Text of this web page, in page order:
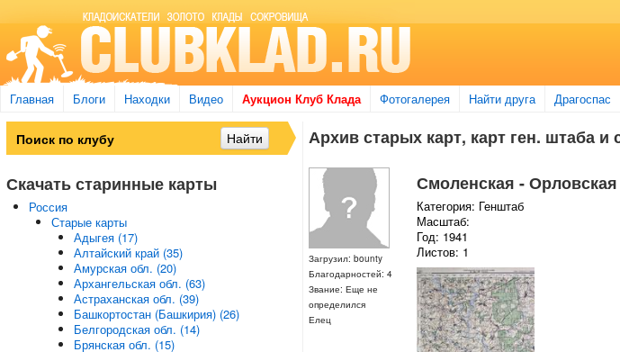
Главная Блоги Находки Видео Аукцион Клуб Клада Фотогалерея Найти друга Драгоспас
Архив старых карт, карт ген. штаба и
Загрузил: bounty
Благодарностей: 4
Звание: Еще не
определился
Елец
Смоленская - Орловская
Категория: Генштаб
Масштаб:
Год: 1941
Листов: 1
Скачать старинные карты
Россия
Старые карты
Адыгея (17)
Алтайский край (35)
Амурская обл. (20)
Архангельская обл. (63)
Астраханская обл. (39)
Башкортостан (Башкирия) (26)
Белгородская обл. (14)
Брянская обл. (15)